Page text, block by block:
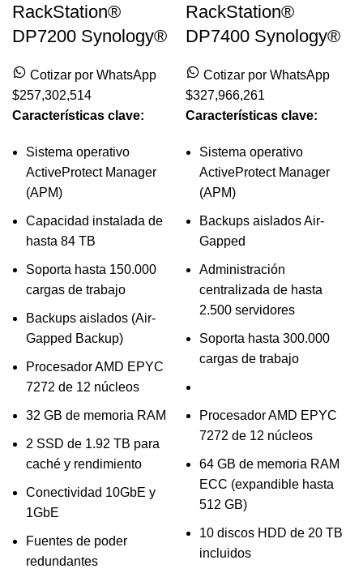
RackStation®
DP7200 Synology®
Cotizar por WhatsApp
$257,302,514
Características clave:
Sistema operativo
ActiveProtect Manager
(APM)
Capacidad instalada de
hasta 84 TB
Soporta hasta 150.000
cargas de trabajo
Backups aislados (Air-
Gapped Backup)
Procesador AMD EPYC
7272 de 12 núcleos
32 GB de memoria RAM
2 SSD de 1.92 TB para
caché y rendimiento
Conectividad 10GbE y
1GbE
Fuentes de poder
redundantes
RackStation®
DP7400 Synology®
Cotizar por WhatsApp
$327,966,261
Características clave:
Sistema operativo
ActiveProtect Manager
(APM)
Backups aislados Air-
Gapped
Administración
centralizada de hasta
2.500 servidores
Soporta hasta 300.000
cargas de trabajo
Procesador AMD EPYC
7272 de 12 núcleos
64 GB de memoria RAM
ECC (expandible hasta
512 GB)
10 discos HDD de 20 TB
incluidos